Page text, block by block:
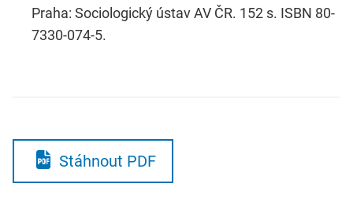
Praha: Sociologický ústav AV ČR. 152 s. ISBN 80-
7330-074-5.
Stáhnout PDF